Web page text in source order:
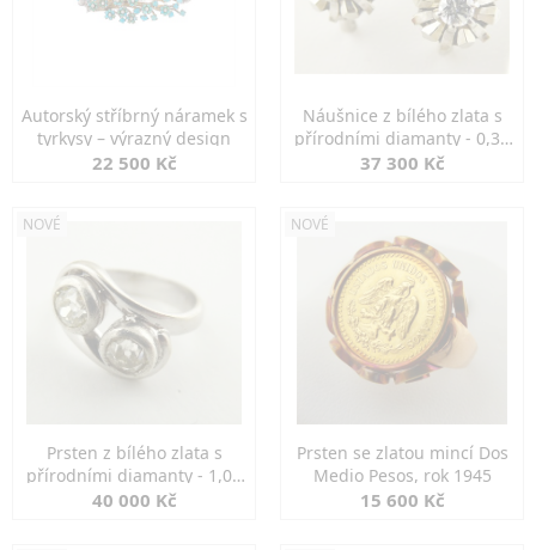
Autorský stříbrný náramek s
tyrkysy – výrazný design
22 500 Kč
Náušnice z bílého zlata s
přírodními diamanty - 0,30
ct
37 300 Kč
NOVÉ
Prsten z bílého zlata s
přírodními diamanty - 1,00
ct
40 000 Kč
NOVÉ
Prsten se zlatou mincí Dos
Medio Pesos, rok 1945
15 600 Kč